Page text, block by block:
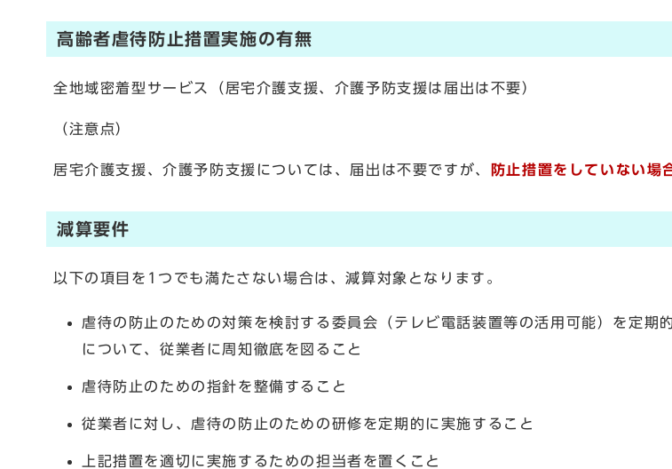
高齢者虐待防止措置実施の有無
全地域密着型サービス（居宅介護支援、介護予防支援は届出は不要）
（注意点）
居宅介護支援、介護予防支援については、届出は不要ですが、 防止措置をしていない場
減算要件
以下の項目を1つでも満たさない場合は、減算対象となります。
虐待の防止のための対策を検討する委員会（テレビ電話装置等の活用可能）を定期
について、従業者に周知徹底を図ること
虐待防止のための指針を整備すること
従業者に対し、虐待の防止のための研修を定期的に実施すること
上記措置を適切に実施するための担当者を置くこと